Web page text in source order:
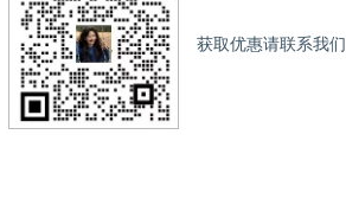
获取优惠请联系我们